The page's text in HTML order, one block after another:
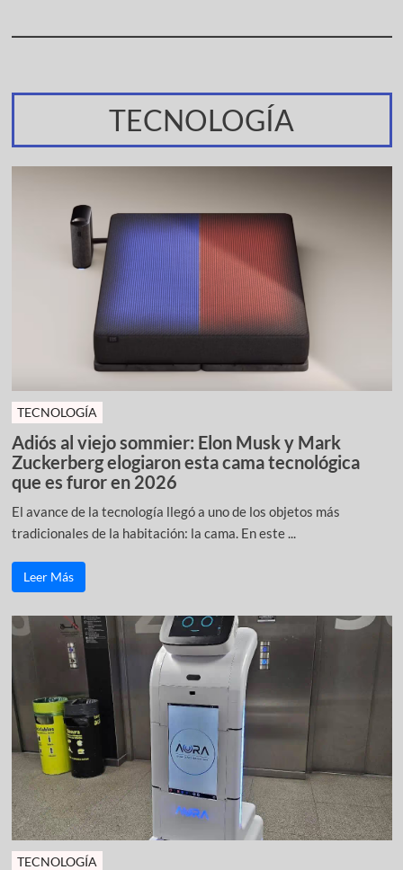
TECNOLOGÍA
TECNOLOGÍA
Adiós al viejo sommier: Elon Musk y Mark
Zuckerberg elogiaron esta cama tecnológica
que es furor en 2026
El avance de la tecnología llegó a uno de los objetos más
tradicionales de la habitación: la cama. En este ...
Leer Más
TECNOLOGÍA